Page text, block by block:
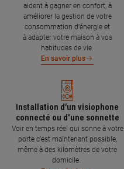
aident à gagner en confort, à
améliorer la gestion de votre
consommation d’énergie et
à adapter votre maison à vos
habitudes de vie.
En savoir plus
Installation d’un visiophone
connecté ou d'une sonnette
Voir en temps réel qui sonne à votre
porte c’est maintenant possible,
même à des kilomètres de votre
domicile.